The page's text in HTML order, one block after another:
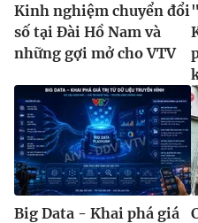
Kinh nghiệm chuyển đổi
số tại Đài Hồ Nam và
những gợi mở cho VTV
Big Data - Khai phá giá